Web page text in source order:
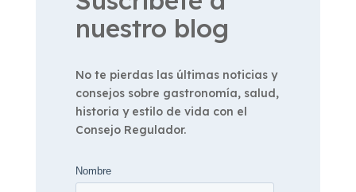
nuestro blog
No te pierdas las últimas noticias y
consejos sobre gastronomía, salud,
historia y estilo de vida con el
Consejo Regulador.